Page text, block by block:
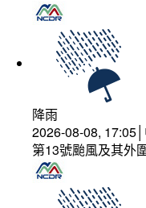
降雨
2026-08-08,
第13號颱風及其外